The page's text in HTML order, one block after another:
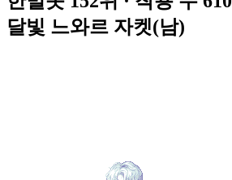
달빛 느와르 자켓(남)